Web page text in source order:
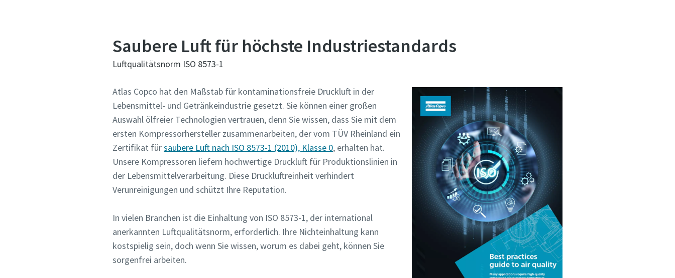
Saubere Luft für höchste Industriestandards
Luftqualitätsnorm ISO 8573-1
Atlas Copco hat den Maßstab für kontaminationsfreie Druckluft in der
Lebensmittel- und Getränkeindustrie gesetzt. Sie können einer großen
Auswahl ölfreier Technologien vertrauen, denn Sie wissen, dass Sie mit dem
ersten Kompressorhersteller zusammenarbeiten, der vom TÜV Rheinland ein
Zertifikat fürsaubere Luft nach ISO 8573-1 (2010), Klasse 0, erhalten hat.
Unsere Kompressoren liefern hochwertige Druckluft für Produktionslinien in
der Lebensmittelverarbeitung. Diese Druckluftreinheit verhindert
Verunreinigungen und schützt Ihre Reputation.
In vielen Branchen ist die Einhaltung von ISO 8573-1, der international
anerkannten Luftqualitätsnorm, erforderlich. Ihre Nichteinhaltung kann
kostspielig sein, doch wenn Sie wissen, worum es dabei geht, können Sie
sorgenfrei arbeiten.